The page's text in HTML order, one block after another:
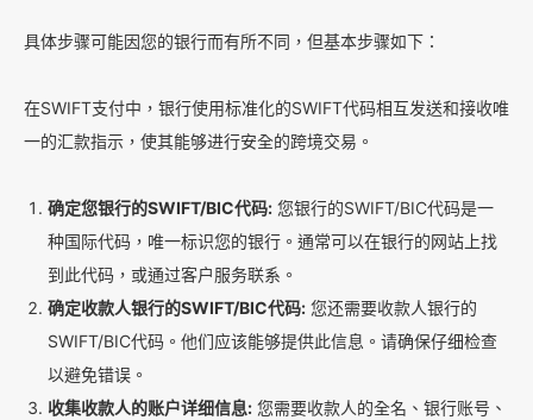
具体步骤可能因您的银行而有所不同，但基本步骤如下：
在SWIFT支付中，银行使用标准化的SWIFT代码相互发送和接收唯
一的汇款指示，使其能够进行安全的跨境交易。
确定您银行的SWIFT/BIC代码: 您银行的SWIFT/BIC代码是一
种国际代码，唯一标识您的银行。通常可以在银行的网站上找
到此代码，或通过客户服务联系。
确定收款人银行的SWIFT/BIC代码: 您还需要收款人银行的
SWIFT/BIC代码。他们应该能够提供此信息。请确保仔细检查
以避免错误。
收集收款人的账户详细信息: 您需要收款人的全名、银行账号、